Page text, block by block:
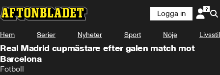
Logga in
Hem Serier Nyheter Sport Nöje Livsstil
Real Madrid cupmästare efter galen match mot
Barcelona
Fotboll